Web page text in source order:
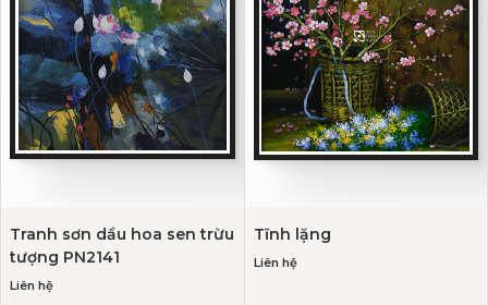
Tranh sơn dầu hoa sen trừu
tượng PN2141
Liên hệ
Tĩnh lặng
Liên hệ